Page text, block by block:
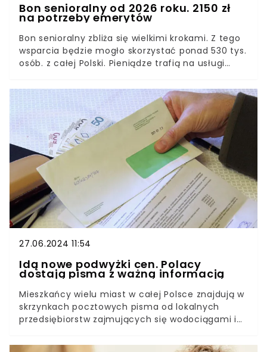
Bon senioralny od 2026 roku. 2150 zł
na potrzeby emerytów
Bon senioralny zbliża się wielkimi krokami. Z tego
wsparcia będzie mogło skorzystać ponad 530 tys.
osób. z całej Polski. Pieniądze trafią na usługi
życiowych emerytów. Wiadomo już, na jakie
wsparcie będą mogli liczyć 75-latkowie i na kiedy
zaplanowano wprowadzenie bonu senioralnego.
27.06.2024 11:54
Idą nowe podwyżki cen. Polacy
dostają pisma z ważną informacją
Mieszkańcy wielu miast w całej Polsce znajdują w
skrzynkach pocztowych pisma od lokalnych
przedsiębiorstw zajmujących się wodociągami i
Okazuje się, że trzeba będzie głębiej sięgnąć do